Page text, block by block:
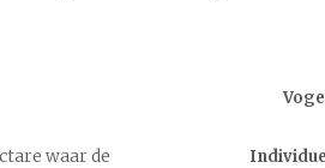
waar de